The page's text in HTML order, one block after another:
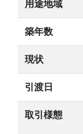
用途地域
築年数
現状
引渡日
取引様態